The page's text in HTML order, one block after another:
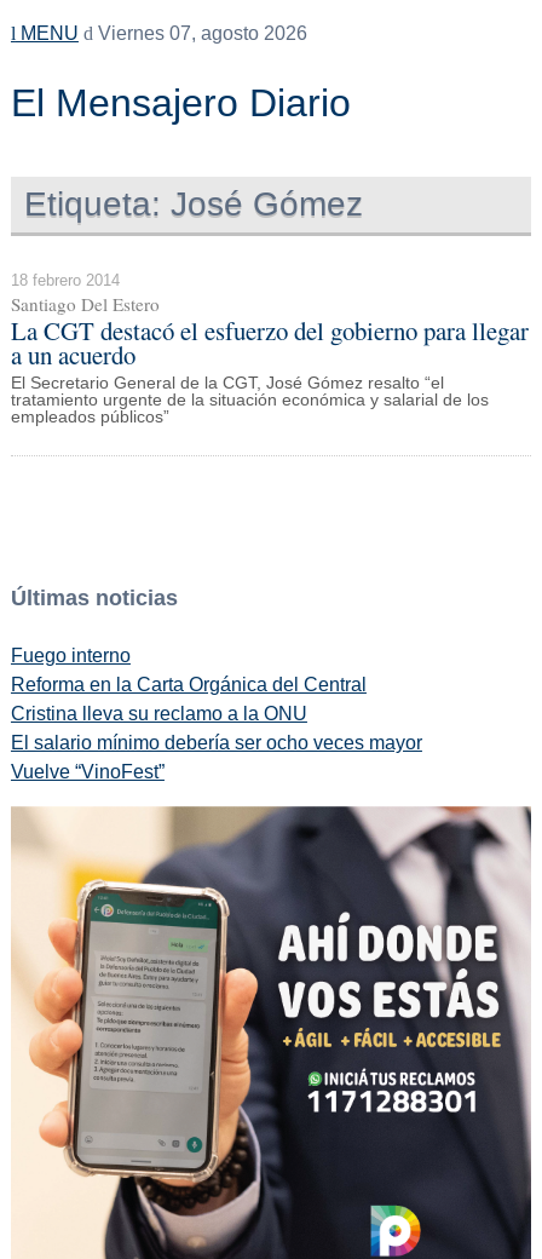
MENU Viernes 07, agosto 2026
El Mensajero Diario
Etiqueta: José Gómez
18 febrero 2014
Santiago Del Estero
La CGT destacó el esfuerzo del gobierno para llegar
a un acuerdo
El Secretario General de la CGT, José Gómez resalto “el
tratamiento urgente de la situación económica y salarial de los
empleados públicos”
Últimas noticias
Fuego interno
Reforma en la Carta Orgánica del Central
Cristina lleva su reclamo a la ONU
El salario mínimo debería ser ocho veces mayor
Vuelve “VinoFest”